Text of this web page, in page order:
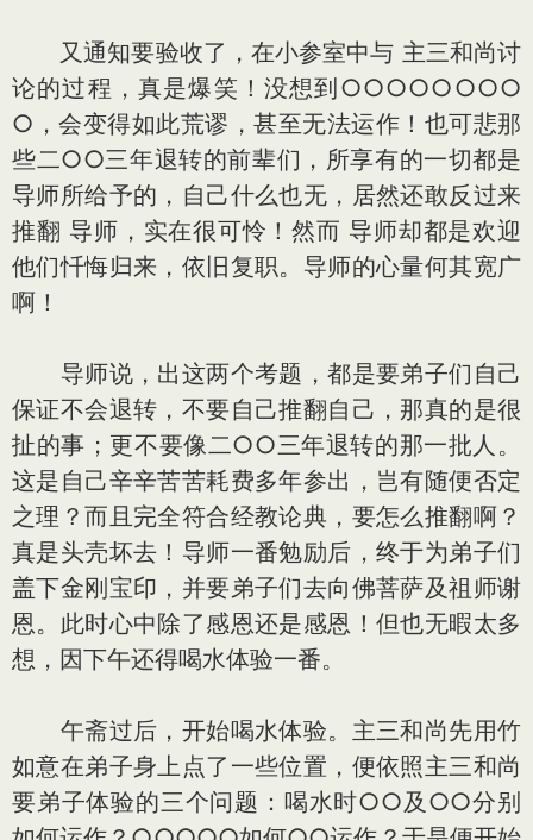
又通知要验收了，在小参室中与 主三和尚讨
论的过程，真是爆笑！没想到○○○○○○○○
○，会变得如此荒谬，甚至无法运作！也可悲那
些二○○三年退转的前辈们，所享有的一切都是
导师所给予的，自己什么也无，居然还敢反过来
推翻 导师，实在很可怜！然而 导师却都是欢迎
他们忏悔归来，依旧复职。导师的心量何其宽广
啊！
导师说，出这两个考题，都是要弟子们自己
保证不会退转，不要自己推翻自己，那真的是很
扯的事；更不要像二○○三年退转的那一批人。
这是自己辛辛苦苦耗费多年参出，岂有随便否定
之理？而且完全符合经教论典，要怎么推翻啊？
真是头壳坏去！导师一番勉励后，终于为弟子们
盖下金刚宝印，并要弟子们去向佛菩萨及祖师谢
恩。此时心中除了感恩还是感恩！但也无暇太多
想，因下午还得喝水体验一番。
午斋过后，开始喝水体验。主三和尚先用竹
如意在弟子身上点了一些位置，便依照主三和尚
要弟子体验的三个问题：喝水时○○及○○分别